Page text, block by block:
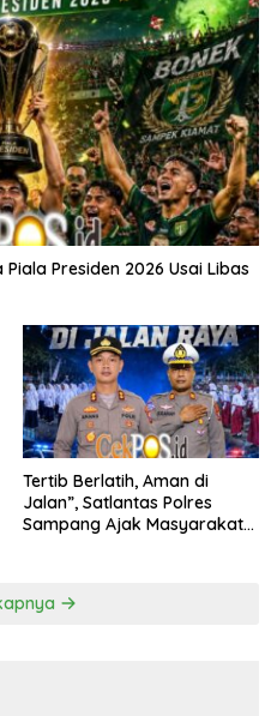
Presiden 2026 Usai Libas
Tertib Berlatih, Aman di
Jalan”, Satlantas Polres
Sampang Ajak Masyarakat